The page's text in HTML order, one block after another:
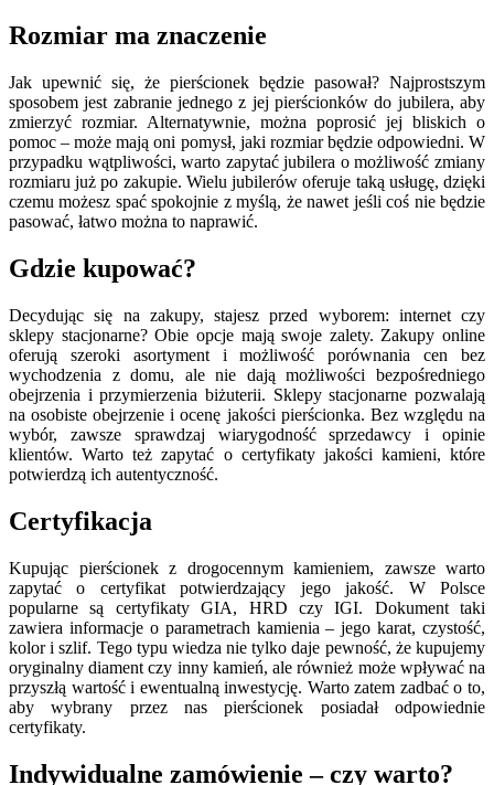
Rozmiar ma znaczenie
Jak upewnić się, że pierścionek będzie pasował? Najprostszym
sposobem jest zabranie jednego z jej pierścionków do jubilera, aby
zmierzyć rozmiar. Alternatywnie, można poprosić jej bliskich o
pomoc – może mają oni pomysł, jaki rozmiar będzie odpowiedni. W
przypadku wątpliwości, warto zapytać jubilera o możliwość zmiany
rozmiaru już po zakupie. Wielu jubilerów oferuje taką usługę, dzięki
czemu możesz spać spokojnie z myślą, że nawet jeśli coś nie będzie
pasować, łatwo można to naprawić.
Gdzie kupować?
Decydując się na zakupy, stajesz przed wyborem: internet czy
sklepy stacjonarne? Obie opcje mają swoje zalety. Zakupy online
oferują szeroki asortyment i możliwość porównania cen bez
wychodzenia z domu, ale nie dają możliwości bezpośredniego
obejrzenia i przymierzenia biżuterii. Sklepy stacjonarne pozwalają
na osobiste obejrzenie i ocenę jakości pierścionka. Bez względu na
wybór, zawsze sprawdzaj wiarygodność sprzedawcy i opinie
klientów. Warto też zapytać o certyfikaty jakości kamieni, które
potwierdzą ich autentyczność.
Certyfikacja
Kupując pierścionek z drogocennym kamieniem, zawsze warto
zapytać o certyfikat potwierdzający jego jakość. W Polsce
popularne są certyfikaty GIA, HRD czy IGI. Dokument taki
zawiera informacje o parametrach kamienia – jego karat, czystość,
kolor i szlif. Tego typu wiedza nie tylko daje pewność, że kupujemy
oryginalny diament czy inny kamień, ale również może wpływać na
przyszłą wartość i ewentualną inwestycję. Warto zatem zadbać o to,
aby wybrany przez nas pierścionek posiadał odpowiednie
certyfikaty.
Indywidualne zamówienie – czy warto?